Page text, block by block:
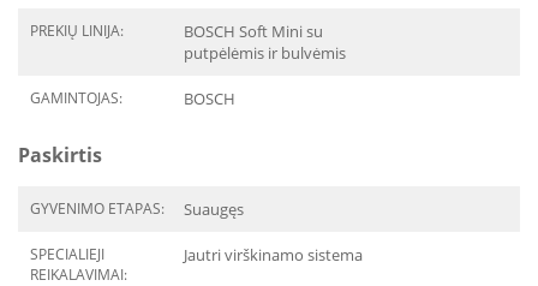
PREKIŲ LINIJA:
BOSCH Soft Mini su
putpėlėmis ir bulvėmis
GAMINTOJAS: BOSCH
Paskirtis
GYVENIMO ETAPAS: Suaugęs
SPECIALIEJI
REIKALAVIMAI:
Jautri virškinamo sistema